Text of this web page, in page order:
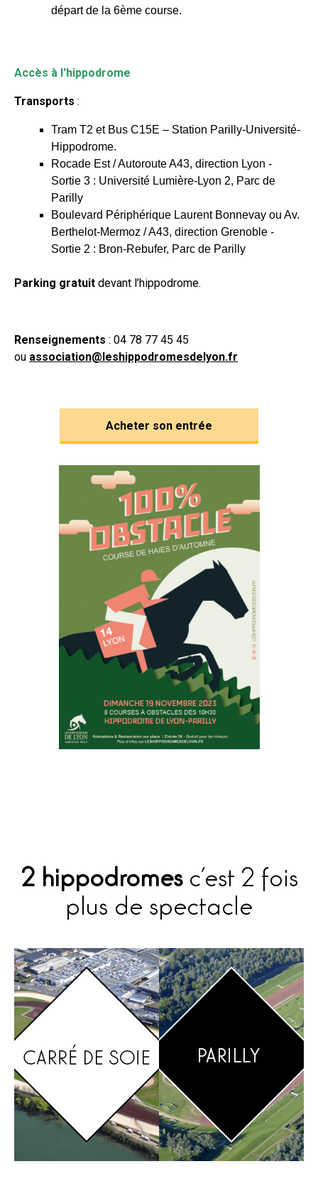
départ de la 6ème course.
Accès à l'hippodrome
Transports :
Tram T2 et Bus C15E – Station Parilly-Université-
Hippodrome.
Rocade Est / Autoroute A43, direction Lyon -
Sortie 3 : Université Lumière-Lyon 2, Parc de
Parilly
Boulevard Périphérique Laurent Bonnevay ou Av.
Berthelot-Mermoz / A43, direction Grenoble -
Sortie 2 : Bron-Rebufer, Parc de Parilly
Parking gratuit devant l’hippodrome.
Renseignements : 04 78 77 45 45
ou association@leshippodromesdelyon.fr
Acheter son entrée
2 hippodromesc’est 2 fois
plus de spectacle